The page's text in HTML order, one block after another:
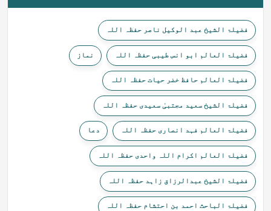
فضیلۃ الشیخ عبد الوکیل ناصر حفظہ اللہ
فضیلۃ العالم ابو انس طیبی حفظہ اللہ نماز
فضیلۃ العالم حافظ خضر حیات حفظہ اللہ
فضیلۃ الشیخ سعید مجتبیٰ سعیدی حفظہ اللہ
فضیلۃ العالم فہد انصاری حفظہ اللہ دعا
فضیلۃ العالم اکرام اللہ واحدی حفظہ اللہ
فضیلۃ الشیخ عبدالرزاق زاہد حفظہ اللہ
فضیلۃ الباحث احمد بن احتشام حفظہ اللہ